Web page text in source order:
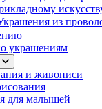
из
украшениям
и живописи
для малышей